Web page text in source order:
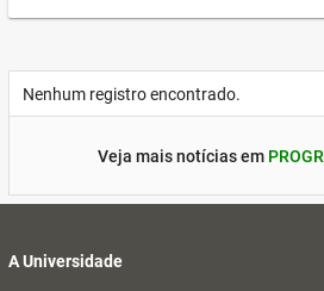
Nenhum registro encontrado.
Veja mais notícias em
A Universidade